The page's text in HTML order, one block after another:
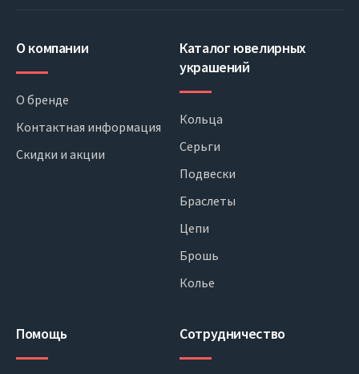
О компании
О бренде
Контактная информация
Скидки и акции
Каталог ювелирных
украшений
Кольца
Серьги
Подвески
Браслеты
Цепи
Брошь
Колье
Помощь Сотрудничество